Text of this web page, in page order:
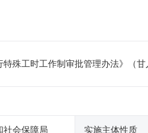
特殊工时工作制审批管理办法》（
社会保障局 实施主体性质